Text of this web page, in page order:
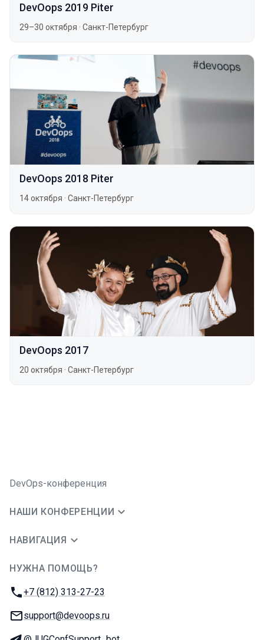
DevOops 2019 Piter
29–30 октября · Санкт-Петербург
DevOops 2018 Piter
14 октября · Санкт-Петербург
DevOops 2017
20 октября · Санкт-Петербург
DevOps-конференция
НАШИ КОНФЕРЕНЦИИ
НАВИГАЦИЯ
НУЖНА ПОМОЩЬ?
Телефон:
+7 (812) 313-27-23
E-mail:
support@devoops.ru